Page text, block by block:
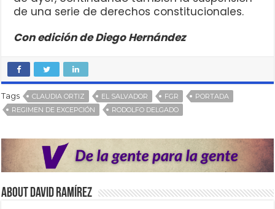
de una serie de derechos constitucionales.
Con edición de Diego Hernández
Tags CLAUDIA ORTIZ EL SALVADOR FGR
PORTADA
REGIMEN DE EXCEPCIÓN
RODOLFO DELGADO
About David Ramírez